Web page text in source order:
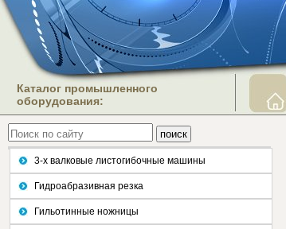
Каталог промышленного
оборудования:
3-х валковые листогибочные машины
Гидроабразивная резка
Гильотинные ножницы